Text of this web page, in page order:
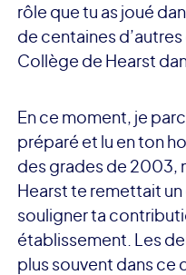
rôle que tu as joué
de centaines
Collège de Hearst
En ce moment, je
préparé et lu en ton
des grades de 2003,
Hearst te remettait
souligner ta
établissement. Les
plus souvent dans ce